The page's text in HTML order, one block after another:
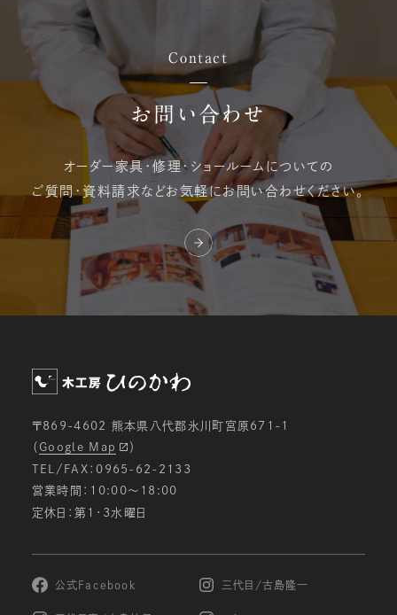
Contact
お問い合わせ
オーダー家具・修理・ ショールームについての
ご質問・資料請求などお気軽にお問い合わせください。
〒869-4602 熊本県八代郡氷川町宮原671-1
（ Google Map
）
TEL/FAX：0965-62-2133
営業時間：10:00〜18:00
定休日：第1・3水曜日
公式Facebook 三代目/古島隆一